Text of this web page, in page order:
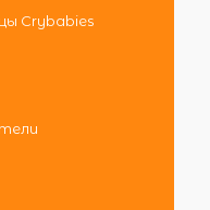
Crybabies